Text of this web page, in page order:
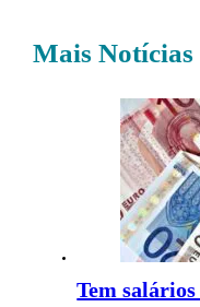
Mais Notícias
Tem